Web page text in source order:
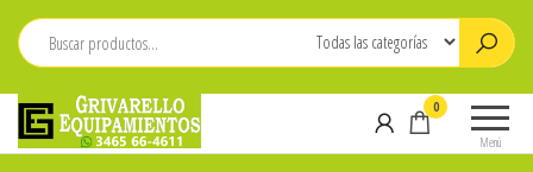
Saltar
Equipamientos
664611
Menú
0